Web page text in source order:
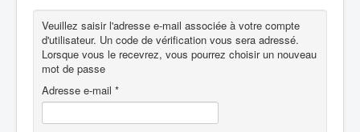
Veuillez saisir l'adresse e-mail associée à votre compte
d'utilisateur. Un code de vérification vous sera adressé.
Lorsque vous le recevrez, vous pourrez choisir un nouveau
mot de passe
Adresse e-mail *